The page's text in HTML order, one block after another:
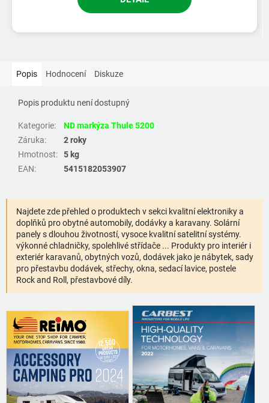
Popis Hodnocení Diskuze
Popis produktu není dostupný
Kategorie:
ND markýza Thule 5200
Záruka:
2 roky
Hmotnost:
5 kg
EAN: 5415182053907
Najdete zde přehled o produktech v sekci kvalitní elektroniky a
doplňků pro obytné automobily, dodávky a karavany. Solární
panely s dlouhou životností, vysoce kvalitní satelitní systémy.
výkonné chladničky, spolehlivé střídače ... Produkty pro interiér i
exteriér karavanů, obytných vozů, dodávek jako je nábytek, sady
pro přestavbu dodávek, střechy, okna, sedací lavice, postele
Rock and Roll, přestavbové díly.